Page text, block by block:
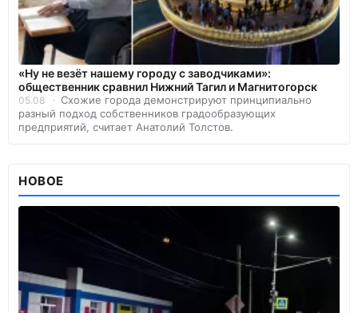
«Ну не везёт нашему городу с заводчиками»:
общественник сравнил Нижний Тагил и Магнитогорск
05.08
Схожие города демонстрируют принципиально
разный подход собственников градообразующих
предприятий, считает Анатолий Толстов.
НОВОЕ